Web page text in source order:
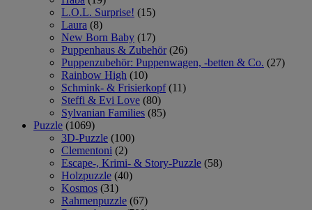
L.O.L. Surprise! (15)
Laura (8)
New Born Baby (17)
Puppenhaus & Zubehör (26)
Puppenzubehör: Puppenwagen, -betten & Co. (27)
Rainbow High (10)
Schmink- & Frisierkopf (11)
Steffi & Evi Love (80)
Sylvanian Families (85)
Puzzle (1069)
3D-Puzzle (100)
Clementoni (2)
Escape-, Krimi- & Story-Puzzle (58)
Holzpuzzle (40)
Kosmos (31)
Rahmenpuzzle (67)